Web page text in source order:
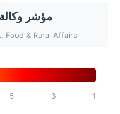
مؤشر وكالة
Food & Rural Affairs
1
3
5